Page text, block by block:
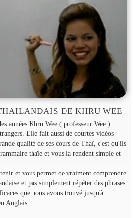
DE KHRU WEE
années Khru Wee ( professeur Wee )
Elle fait aussi de courtes vidéos
qualité de ses cours de Thaï, c'est qu'ils
thaïe et vous la rendent simple et
et vous permet de vraiment comprendre
et pas simplement répéter des phrases
que nous avons trouvé jusqu'à
Anglais.